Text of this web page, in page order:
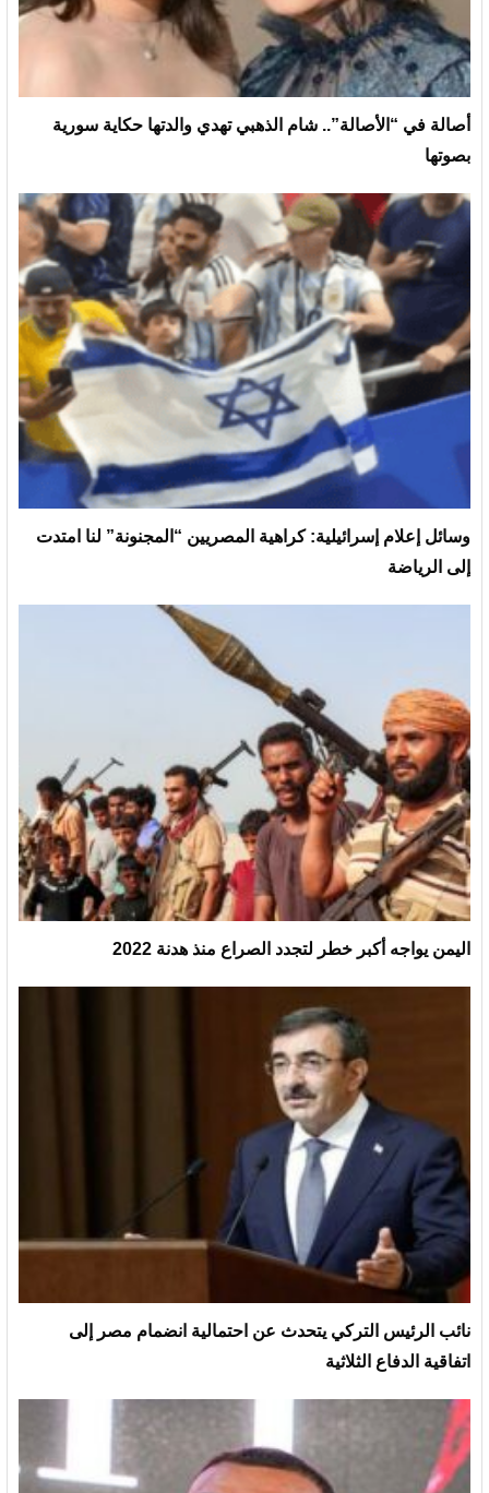
أصالة في “الأصالة”.. شام الذهبي تهدي والدتها حكاية سورية
بصوتها
وسائل إعلام إسرائيلية: كراهية المصريين “المجنونة” لنا امتدت
إلى الرياضة
اليمن يواجه أكبر خطر لتجدد الصراع منذ هدنة 2022
نائب الرئيس التركي يتحدث عن احتمالية انضمام مصر إلى
اتفاقية الدفاع الثلاثية